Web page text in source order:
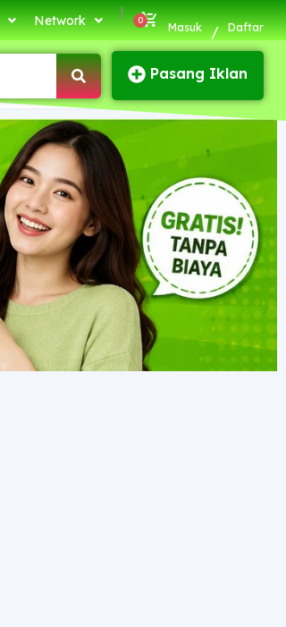
Network
|
Masuk / Daftar
Pasang Iklan